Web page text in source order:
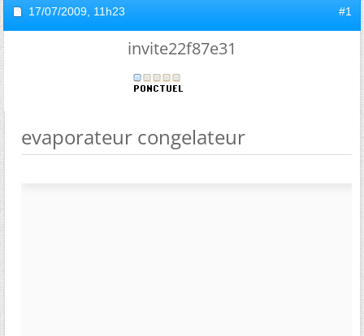
17/07/2009, 11h23 #1
invite22f87e31
evaporateur congelateur